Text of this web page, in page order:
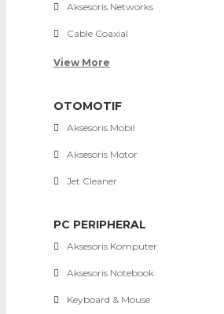
Aksesoris Networks
Cable Coaxial
View More
OTOMOTIF
Aksesoris Mobil
Aksesoris Motor
Jet Cleaner
PC PERIPHERAL
Aksesoris Komputer
Aksesoris Notebook
Keyboard & Mouse